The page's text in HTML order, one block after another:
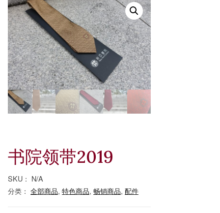
书院领带2019
SKU： N/A
分类： 全部商品, 特色商品, 畅销商品, 配件